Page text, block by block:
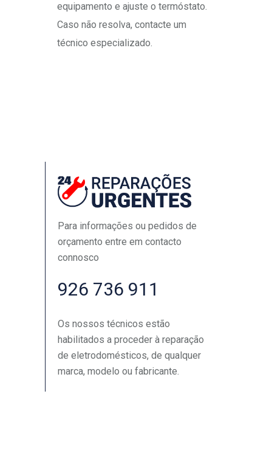
equipamento e ajuste o termóstato.
Caso não resolva, contacte um
técnico especializado.
Para informações ou pedidos de
orçamento entre em contacto
connosco
926 736 911
Os nossos técnicos estão
habilitados a proceder à reparação
de eletrodomésticos, de qualquer
marca, modelo ou fabricante.